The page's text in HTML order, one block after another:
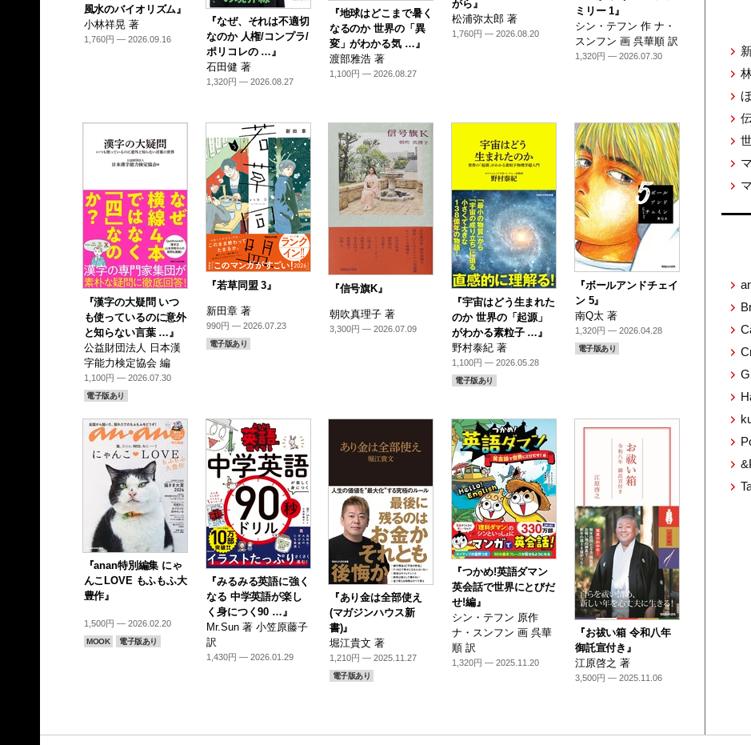
風水のバイオリズム』
小林祥晃 著
1,760円 — 2026.09.16
『なぜ、それは不適切
なのか 人権/コンプラ/
ポリコレの …』
石田健 著
1,320円 — 2026.08.27
『地球はどこまで暑く
なるのか 世界の「異
変」がわかる気 …』
渡部雅浩 著
1,100円 — 2026.08.27
がら』
松浦弥太郎 著
1,760円 — 2026.08.20
ミリー 1』
シン・テフン 作 ナ・
スンフン 画 呉華順 訳
1,320円 — 2026.07.30
『漢字の大疑問 いつ
も使っているのに意外
と知らない言葉 …』
公益財団法人 日本漢
字能力検定協会 編
1,100円 — 2026.07.30
電子版あり
『若草同盟 3』
新田章 著
990円 — 2026.07.23
電子版あり
『信号旗K』
朝吹真理子 著
3,300円 — 2026.07.09
『宇宙はどう生まれた
のか 世界の「起源」
がわかる素粒子 …』
野村泰紀 著
1,100円 — 2026.05.28
電子版あり
『ボールアンドチェイ
ン 5』
南Q太 著
1,320円 — 2026.04.28
電子版あり
『anan特別編集 にゃ
んこLOVE もふもふ大
豊作』
1,500円 — 2026.02.20
MOOK 電子版あり
『みるみる英語に強く
なる 中学英語が楽し
く身につく90 …』
Mr.Sun 著 小笠原藤子
訳
1,430円 — 2026.01.29
『あり金は全部使え
(マガジンハウス新
書)』
堀江貴文 著
1,210円 — 2025.11.27
電子版あり
『つかめ!英語ダマン
英会話で世界にとびだ
せ!編』
シン・テフン 原作
ナ・スンフン 画 呉華
順 訳
1,320円 — 2025.11.20
『お祓い箱 令和八年
御託宣付き』
江原啓之 著
3,500円 — 2025.11.06